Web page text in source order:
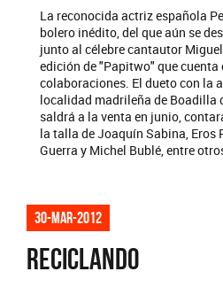
La reconocida actriz española
bolero inédito, del que aún se
junto al célebre cantautor
edición de "Papitwo" que
colaboraciones. El dueto con la
localidad madrileña de Boadilla
saldrá a la venta en junio,
la talla de Joaquín Sabina, Eros
Guerra y Michel Bublé, entre
30-mar-2012
RECICLANDO